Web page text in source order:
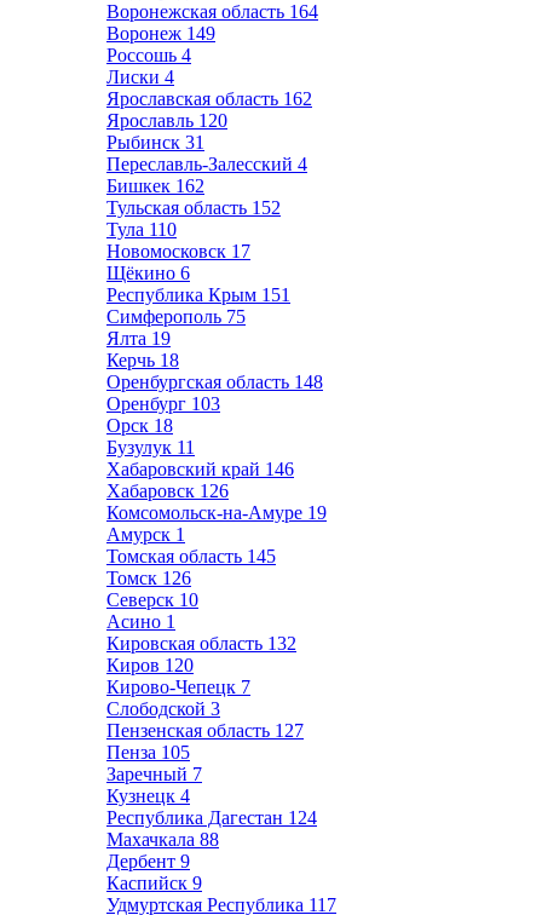
Воронежская область 164
Воронеж 149
Россошь 4
Лиски 4
Ярославская область 162
Ярославль 120
Рыбинск 31
Переславль-Залесский 4
Бишкек 162
Тульская область 152
Тула 110
Новомосковск 17
Щёкино 6
Республика Крым 151
Симферополь 75
Ялта 19
Керчь 18
Оренбургская область 148
Оренбург 103
Орск 18
Бузулук 11
Хабаровский край 146
Хабаровск 126
Комсомольск-на-Амуре 19
Амурск 1
Томская область 145
Томск 126
Северск 10
Асино 1
Кировская область 132
Киров 120
Кирово-Чепецк 7
Слободской 3
Пензенская область 127
Пенза 105
Заречный 7
Кузнецк 4
Республика Дагестан 124
Махачкала 88
Дербент 9
Каспийск 9
Удмуртская Республика 117